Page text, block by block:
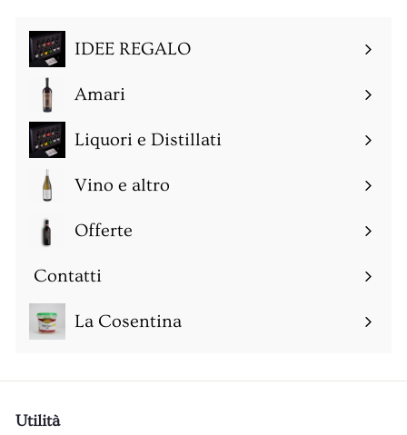
,
0
IDEE REGALO
Amari
Espandi
sottomenuLiquori e Distillati
Espandi
sottomenu
Vino e altro
Espandi
sottomenu
Offerte
Espandi
sottomenu
Contatti
Espandi
sottomenu
La Cosentina
Utilità